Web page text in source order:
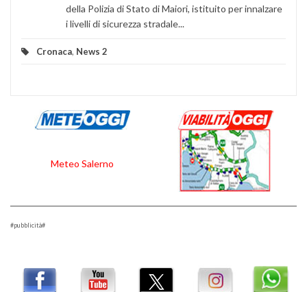
della Polizia di Stato di Maiori, istituito per innalzare
i livelli di sicurezza stradale...
Cronaca, News 2
Meteo Salerno
#pubblicità#